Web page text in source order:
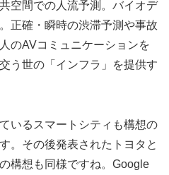
空間での人流予測。バイオデ
正確・瞬時の渋滞予測や事故
のAVコミュニケーションを
う世の「インフラ」を提供す
いるスマートシティも構想の
。その後発表されたトヨタと
構想も同様ですね。Google